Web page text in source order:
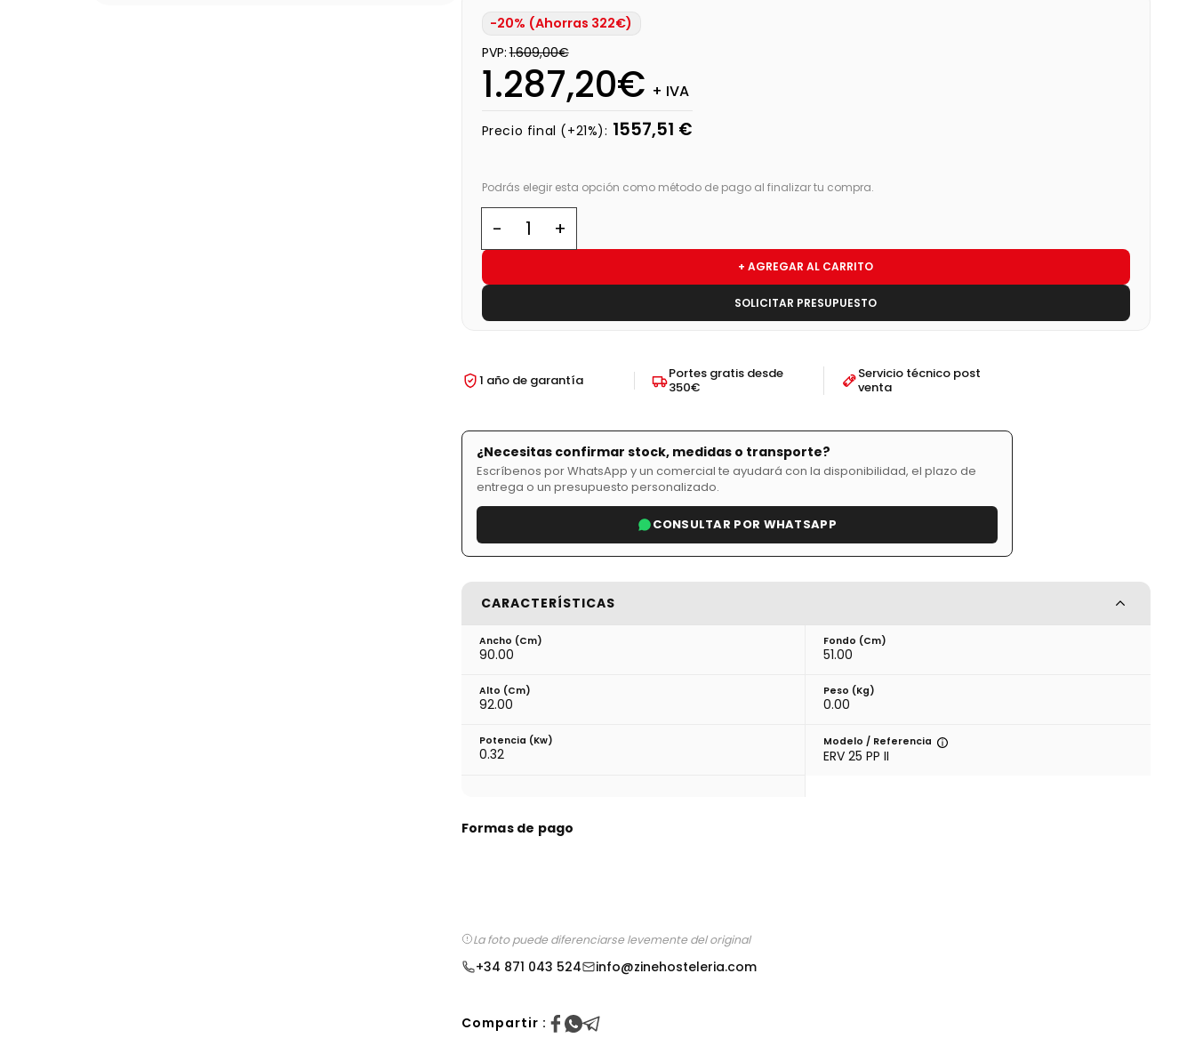
-20% (Ahorras 322€)
PVP:1.609,00€
1.287,20€ + IVA
Precio final (+21%): 1557,51 €
Podrás elegir esta opción como método de pago al finalizar tu compra.
+ AGREGAR AL CARRITO
SOLICITAR PRESUPUESTO
1 año de garantía
Portes gratis desde
350€
Servicio técnico post
venta
¿Necesitas confirmar stock, medidas o transporte?
Escríbenos por WhatsApp y un comercial te ayudará con la disponibilidad, el plazo de
entrega o un presupuesto personalizado.
CONSULTAR POR WHATSAPP
CARACTERÍSTICAS
Ancho (cm)
90.00
Fondo (cm)
51.00
Alto (cm)
92.00
Peso (kg)
0.00
Potencia (Kw)
0.32
Modelo / Referencia
ERV 25 PP II
Formas de pago
La foto puede diferenciarse levemente del original
+34 871 043 524 info@zinehosteleria.com
Compartir :